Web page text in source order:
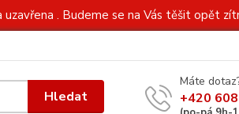
. Budeme se na Vás těšit opět
Hledat
Máte
+420